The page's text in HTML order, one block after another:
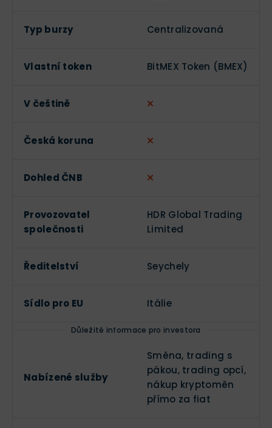
Typ burzy Centralizovaná
Vlastní token BitMEX Token (BMEX)
V češtině
Česká koruna
Dohled ČNB
Provozovatel
společnosti
HDR Global Trading
Limited
Ředitelství Seychely
Sídlo pro EU Itálie
Důležité informace pro investora
Nabízené služby
Směna, trading s
pákou, trading opcí,
nákup kryptoměn
přímo za fiat